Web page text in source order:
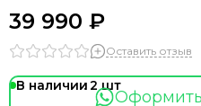
39 990 ₽
Оставить отзыв
В наличии2